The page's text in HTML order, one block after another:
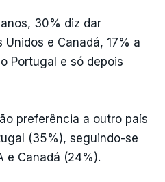
30% diz dar
e Canadá, 17% a
Portugal e só depois
preferência a outro país
(35%), seguindo-se
e Canadá (24%).